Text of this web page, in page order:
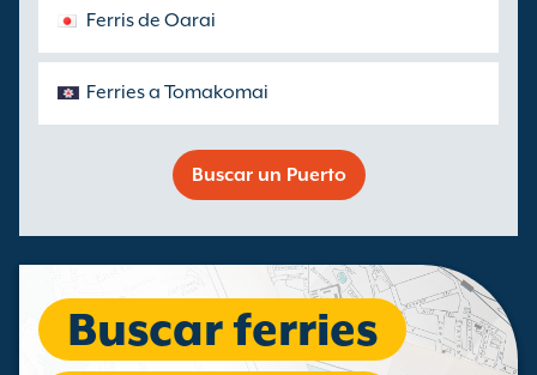
Ferris de Oarai
Ferries a Tomakomai
Buscar un Puerto
Buscar ferries